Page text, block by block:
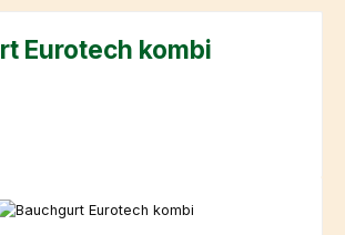
Eurotech kombi